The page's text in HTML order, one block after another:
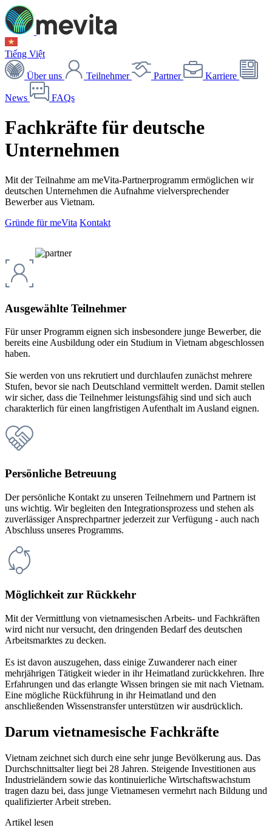
Tiếng Việt
Über uns Teilnehmer Partner Karriere
News FAQs
Fachkräfte für deutsche
Unternehmen
Mit der Teilnahme am meVita-Partnerprogramm ermöglichen wir
deutschen Unternehmen die Aufnahme vielversprechender
Bewerber aus Vietnam.
Gründe für meVita Kontakt
Ausgewählte Teilnehmer
Für unser Programm eignen sich insbesondere junge Bewerber, die
bereits eine Ausbildung oder ein Studium in Vietnam abgeschlossen
haben.
Sie werden von uns rekrutiert und durchlaufen zunächst mehrere
Stufen, bevor sie nach Deutschland vermittelt werden. Damit stellen
wir sicher, dass die Teilnehmer leistungsfähig sind und sich auch
charakterlich für einen langfristigen Aufenthalt im Ausland eignen.
Persönliche Betreuung
Der persönliche Kontakt zu unseren Teilnehmern und Partnern ist
uns wichtig. Wir begleiten den Integrationsprozess und stehen als
zuverlässiger Ansprechpartner jederzeit zur Verfügung - auch nach
Abschluss unseres Programms.
Möglichkeit zur Rückkehr
Mit der Vermittlung von vietnamesischen Arbeits- und Fachkräften
wird nicht nur versucht, den dringenden Bedarf des deutschen
Arbeitsmarktes zu decken.
Es ist davon auszugehen, dass einige Zuwanderer nach einer
mehrjährigen Tätigkeit wieder in ihr Heimatland zurückkehren. Ihre
Erfahrungen und das erlangte Wissen bringen sie mit nach Vietnam.
Eine mögliche Rückführung in ihr Heimatland und den
anschließenden Wissenstransfer unterstützen wir ausdrücklich.
Darum vietnamesische Fachkräfte
Vietnam zeichnet sich durch eine sehr junge Bevölkerung aus. Das
Durchschnittsalter liegt bei 28 Jahren. Steigende Investitionen aus
Industrieländern sowie das kontinuierliche Wirtschaftswachstum
tragen dazu bei, dass junge Vietnamesen vermehrt nach Bildung und
qualifizierter Arbeit streben.
Artikel lesen